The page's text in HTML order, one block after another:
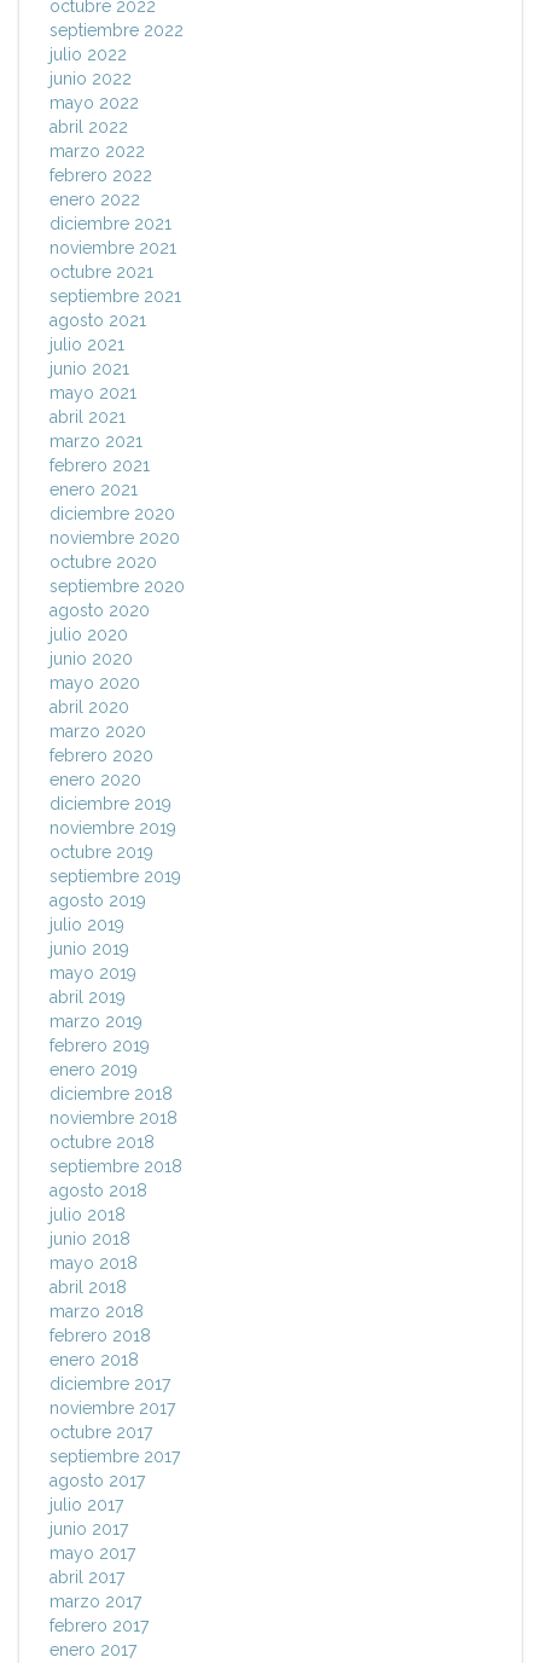
octubre 2022
septiembre 2022
julio 2022
junio 2022
mayo 2022
abril 2022
marzo 2022
febrero 2022
enero 2022
diciembre 2021
noviembre 2021
octubre 2021
septiembre 2021
agosto 2021
julio 2021
junio 2021
mayo 2021
abril 2021
marzo 2021
febrero 2021
enero 2021
diciembre 2020
noviembre 2020
octubre 2020
septiembre 2020
agosto 2020
julio 2020
junio 2020
mayo 2020
abril 2020
marzo 2020
febrero 2020
enero 2020
diciembre 2019
noviembre 2019
octubre 2019
septiembre 2019
agosto 2019
julio 2019
junio 2019
mayo 2019
abril 2019
marzo 2019
febrero 2019
enero 2019
diciembre 2018
noviembre 2018
octubre 2018
septiembre 2018
agosto 2018
julio 2018
junio 2018
mayo 2018
abril 2018
marzo 2018
febrero 2018
enero 2018
diciembre 2017
noviembre 2017
octubre 2017
septiembre 2017
agosto 2017
julio 2017
junio 2017
mayo 2017
abril 2017
marzo 2017
febrero 2017
enero 2017